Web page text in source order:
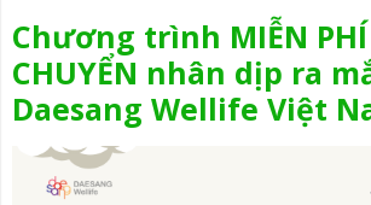
Chương trình MIỄN PHÍ
CHUYỂN nhân dịp ra
Daesang Wellife Việt